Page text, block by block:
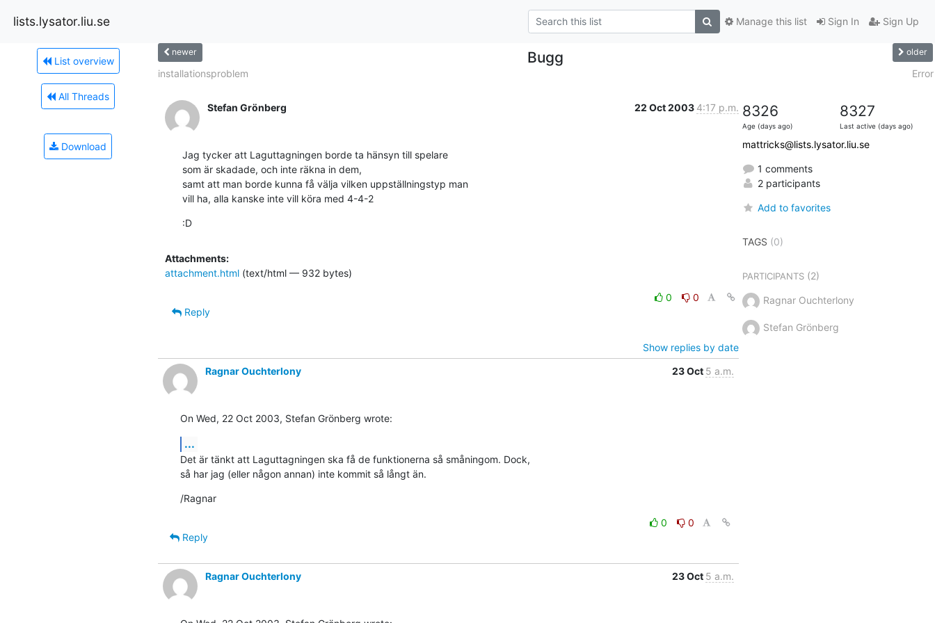
lists.lysator.liu.se Sign In Sign Up
Manage this list
List overview
All Threads
Download
newer Bugg older
installationsproblem Error
Stefan Grönberg 22 Oct 2003 4:17 p.m.
Jag tycker att Laguttagningen borde ta hänsyn till spelare
som är skadade, och inte räkna in dem,
samt att man borde kunna få välja vilken uppställningstyp man
vill ha, alla kanske inte vill köra med 4-4-2
:D
Attachments:
attachment.html(text/html — 932 bytes)
0
0
Reply
Show replies by date
Ragnar Ouchterlony
23 Oct 5 a.m.
On Wed, 22 Oct 2003, Stefan Grönberg wrote:
...
Det är tänkt att Laguttagningen ska få de funktionerna så småningom. Dock,
så har jag (eller någon annan) inte kommit så långt än.
/Ragnar
0
0
Reply
Ragnar Ouchterlony 23 Oct 5 a.m.
8326
Age (days ago)
8327
Last active (days ago)
mattricks@lists.lysator.liu.se
1 comments
2 participants
Add to favorites
TAGS (0)
PARTICIPANTS(2)
Ragnar Ouchterlony
Stefan Grönberg